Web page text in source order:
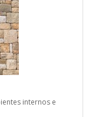
internos e